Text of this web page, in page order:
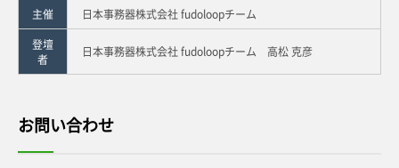
主催
日本事務器株式会社 fudoloopチーム
登壇
者
日本事務器株式会社 fudoloopチーム 高松 克彦
お問い合わせ